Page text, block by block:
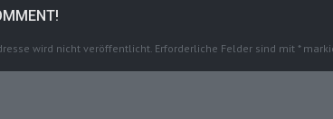
wird nicht veröffentlicht. Erforderliche Felder sind mit *